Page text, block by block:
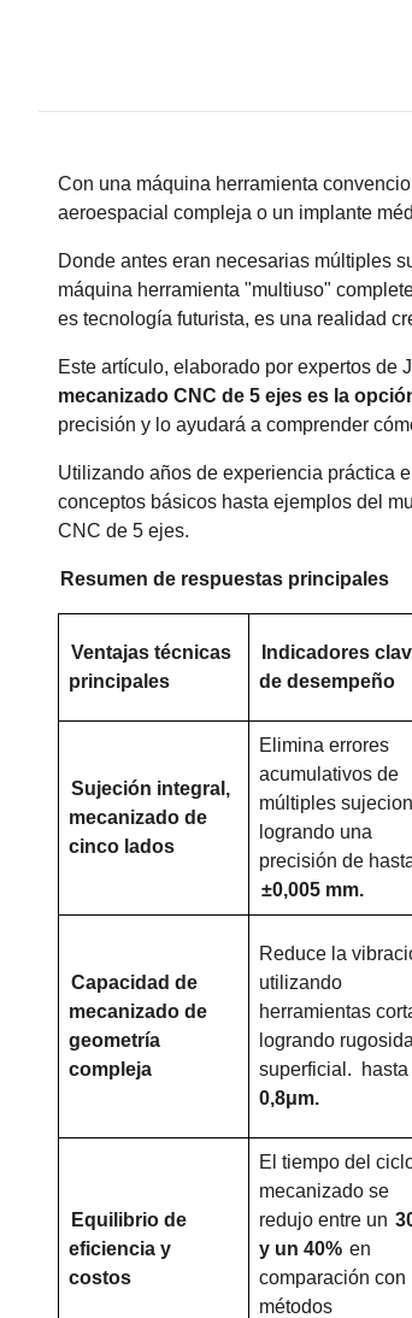
Con una máquina herramienta
aeroespacial compleja o un implante
Donde antes eran necesarias múltiples
máquina herramienta "multiuso"
es tecnología futurista, es una realidad
Este artículo, elaborado por expertos de
mecanizado CNC de 5 ejes es la
precisión y lo ayudará a comprender
Utilizando años de experiencia práctica
conceptos básicos hasta ejemplos del
CNC de 5 ejes.
Resumen de respuestas principales
Ventajas técnicas
principales
Indicadores
de desempeño
Sujeción integral,
mecanizado de
cinco lados
Elimina errores
acumulativos de
múltiples
logrando una
precisión de
±0,005 mm.
Capacidad de
mecanizado de
geometría
compleja
Reduce la
utilizando
herramientas
logrando
superficial.
hasta
0,8μm.
Equilibrio de
eficiencia y
costos
El tiempo del
mecanizado se
redujo entre un
y un 40% en
comparación con
métodos